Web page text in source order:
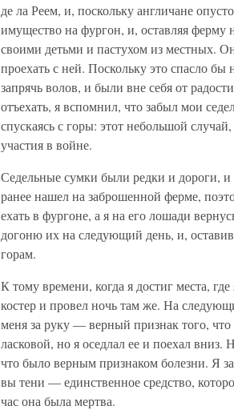
де ла Реем, и, поскольку англичане
имущество на фургон, и, оставляя ферму
своими детьми и пастухом из местных.
проехать с ней. Поскольку это спасло
запрячь волов, и были вне себя от
отъехать, я вспомнил, что забыл мои
спускаясь с горы: этот небольшой
участия в войне.
Седельные сумки были редки и дороги,
ранее нашел на заброшенной ферме,
ехать в фургоне, а я на его лошади
догоню их на следующий день, и,
горам.
К тому времени, когда я достиг места,
костер и провел ночь там же. На
меня за руку — верный признак того,
ласковой, но я оседлал ее и поехал вниз.
что было верным признаком болезни. Я
вы тени — единственное средство,
час она была мертва.